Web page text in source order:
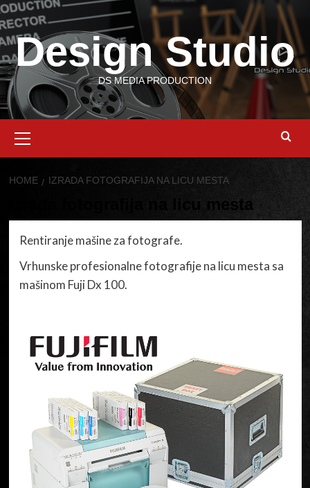
Skip
to
content
Design Studio
DS MEDIA PRODUCTION
Menu
HOME IZRADA FOTOGRAFIJA NA LICU MESTA
Izrada fotografija na licu mesta
Rentiranje mašine za fotografe.
Vrhunske profesionalne fotografije na licu mesta sa
mašinom Fuji Dx 100.